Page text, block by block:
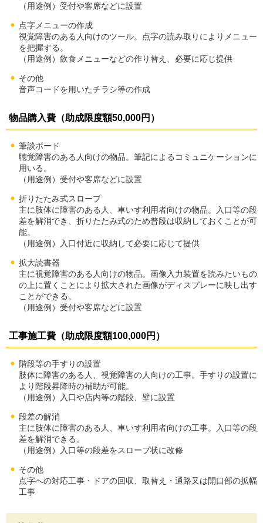
（用途例）受付や客席などに設置
点字メニューの作成
視覚障害のある人向けのツール。点字の読み取りによりメニュー
を把握する。
（用途例）飲食メニューなどの作り替え、必要に応じ提供
その他
音声コードを用いたチラシ等の作成
物品購入費（助成限度額50,000円）
筆談ボード
聴覚障害のある人向けの物品。筆記によるコミュニケーションに
用いる。
（用途例）受付や客席などに設置
折りたたみ式スロープ
主に肢体に障害のある人、車いす利用者向けの物品。入口等の段
差を解消でき、折りたたみ式のため普段は収納しておくことが可
能。
（用途例）入口付近に収納して必要に応じて提供
拡大読書器
主に視覚障害のある人向けの物品。画像入力装置を読みたいもの
の上に置くことにより拡大された画像がディスプレーに映し出す
ことができる。
（用途例）受付や客席などに設置
工事施工費（助成限度額100,000円）
階段等の手すりの設置
肢体に障害のある人、視覚障害の人向けの工事。手すりの設置に
より階段昇降時の補助が可能。
（用途例）入口や店内等の階段、壁に設置
段差の解消
主に肢体に障害のある人、車いす利用者向けの工事。入口等の段
差を解消できる。
（用途例）入口等の段差をスロープ状に改修
その他
点字への対応工事・ドアの回収、取替え・通路又は開口部の拡幅
工事